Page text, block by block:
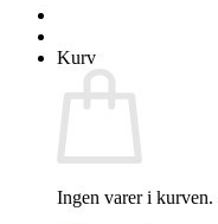
Kurv
Ingen varer i kurven.